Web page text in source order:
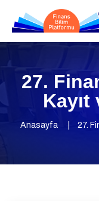
27.
Anasayfa 27.